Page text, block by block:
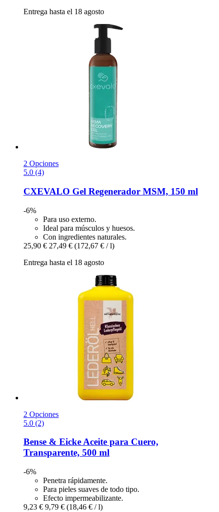
Entrega hasta el 18 agosto
2 Opciones
5.0 (4)
CXEVALO Gel Regenerador MSM, 150 ml
-6%
Para uso externo.
Ideal para músculos y huesos.
Con ingredientes naturales.
25,90 € 27,49 € (172,67 € / l)
Entrega hasta el 18 agosto
2 Opciones
5.0 (2)
Bense & EickeAceite para Cuero,
Transparente, 500 ml
-6%
Penetra rápidamente.
Para pieles suaves de todo tipo.
Efecto impermeabilizante.
9,23 € 9,79 € (18,46 € / l)